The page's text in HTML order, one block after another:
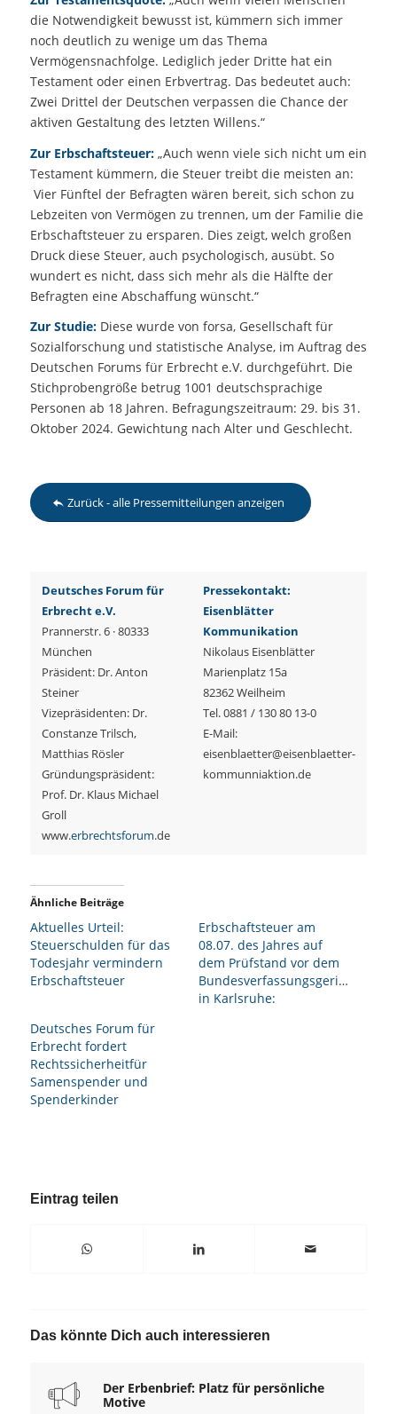
die Notwendigkeit bewusst ist, kümmern sich immer
noch deutlich zu wenige um das Thema
Vermögensnachfolge. Lediglich jeder Dritte hat ein
Testament oder einen Erbvertrag. Das bedeutet auch:
Zwei Drittel der Deutschen verpassen die Chance der
aktiven Gestaltung des letzten Willens.“
Zur Erbschaftsteuer:„Auch wenn viele sich nicht um ein
Testament kümmern, die Steuer treibt die meisten an:
Vier Fünftel der Befragten wären bereit, sich schon zu
Lebzeiten von Vermögen zu trennen, um der Familie die
Erbschaftsteuer zu ersparen. Dies zeigt, welch großen
Druck diese Steuer, auch psychologisch, ausübt. So
wundert es nicht, dass sich mehr als die Hälfte der
Befragten eine Abschaffung wünscht.“
Zur Studie:Diese wurde von forsa, Gesellschaft für
Sozialforschung und statistische Analyse, im Auftrag des
Deutschen Forums für Erbrecht e.V. durchgeführt. Die
Stichprobengröße betrug 1001 deutschsprachige
Personen ab 18 Jahren. Befragungszeitraum: 29. bis 31.
Oktober 2024. Gewichtung nach Alter und Geschlecht.
Zurück - alle Pressemitteilungen anzeigen
Deutsches Forum für
Erbrecht e.V.
Prannerstr. 6 · 80333
München
Präsident: Dr. Anton
Steiner
Vizepräsidenten: Dr.
Constanze Trilsch,
Matthias Rösler
Gründungspräsident:
Prof. Dr. Klaus Michael
Groll
www.erbrechtsforum.de
Pressekontakt:
Eisenblätter
Kommunikation
Nikolaus Eisenblätter
Marienplatz 15a
82362 Weilheim
Tel. 0881 / 130 80 13-0
E-Mail:
eisenblaetter@eisenblaetter-
kommunniaktion.de
Ähnliche Beiträge
Aktuelles Urteil:
Steuerschulden für das
Todesjahr vermindern
Erbschaftsteuer
Erbschaftsteuer am
08.07. des Jahres auf
dem Prüfstand vor dem
Bundesverfassungsgericht
in Karlsruhe:
Deutsches Forum für
Erbrecht fordert
Rechtssicherheitfür
Samenspender und
Spenderkinder
Eintrag teilen
Das könnte Dich auch interessieren
Der Erbenbrief: Platz für persönliche
Motive